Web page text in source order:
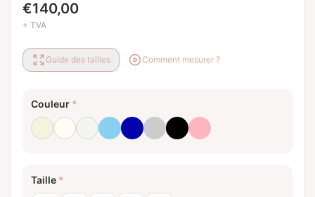
€140,00
+ TVA
Guide des tailles Comment mesurer ?
Couleur *
BeigeBlanc laiteux
Blanc optique
Bleu bébé
Bleu royal
Gris clair
Noir Rose clair
Taille *